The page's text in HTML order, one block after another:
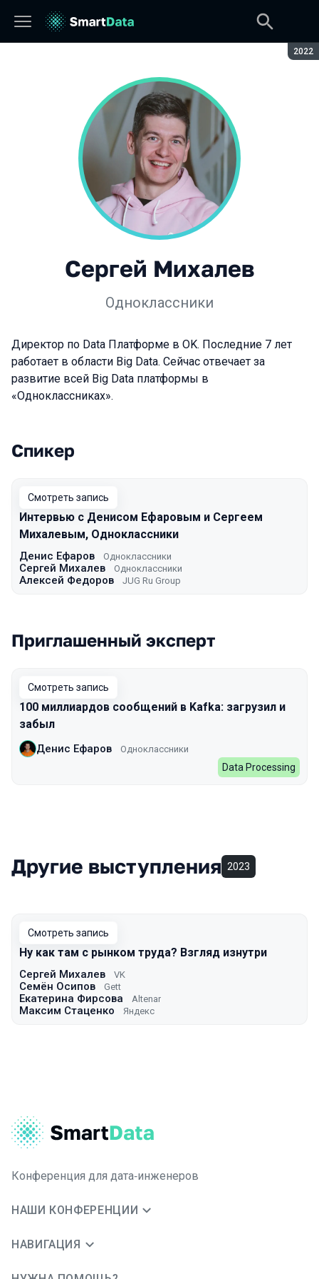
2022
Сергей Михалев
Одноклассники
Директор по Data Платформе в OK. Последние 7 лет
работает в области Big Data. Сейчас отвечает за
развитие всей Big Data платформы в
«Одноклассниках».
Выступления в сезоне 2022
Спикер
Смотреть запись
Интервью с Денисом Ефаровым и Сергеем
Михалевым, Одноклассники
Денис Ефаров Одноклассники
Сергей Михалев Одноклассники
Алексей Федоров JUG Ru Group
Приглашенный эксперт
Смотреть запись
100 миллиардов сообщений в Kafka: загрузил и
забыл
Денис Ефаров Одноклассники
Data Processing
Другие выступления 2023
Смотреть запись
Ну как там с рынком труда? Взгляд изнутри
Сергей Михалев VK
Семён Осипов Gett
Екатерина Фирсова Altenar
Максим Стаценко Яндекс
Конференция для дата‑инженеров
НАШИ КОНФЕРЕНЦИИ
НАВИГАЦИЯ